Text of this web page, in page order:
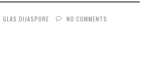
GLAS DIJASPORE NO COMMENTS